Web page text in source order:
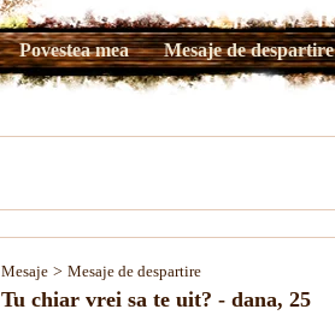
Povestea mea Mesaje de despartire
Mesaje > Mesaje de despartire
Tu chiar vrei sa te uit? - dana, 25